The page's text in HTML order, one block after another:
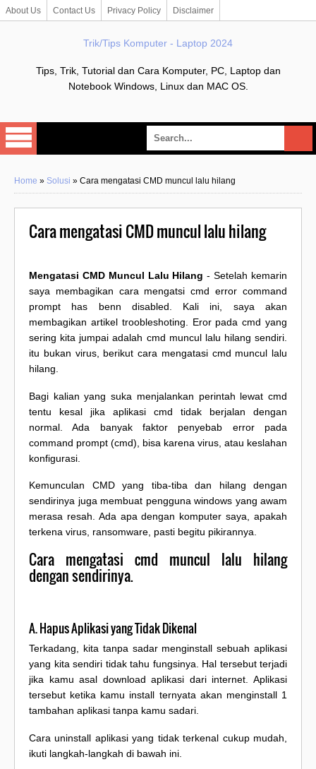
About Us Contact Us Privacy Policy Disclaimer
Trik/Tips Komputer - Laptop 2024
Tips, Trik, Tutorial dan Cara Komputer, PC, Laptop dan
Notebook Windows, Linux dan MAC OS.
Home » Solusi » Cara mengatasi CMD muncul lalu hilang
Cara mengatasi CMD muncul lalu hilang
Mengatasi CMD Muncul Lalu Hilang - Setelah kemarin
saya membagikan cara mengatsi cmd error command
prompt has benn disabled. Kali ini, saya akan
membagikan artikel troobleshoting. Eror pada cmd yang
sering kita jumpai adalah cmd muncul lalu hilang sendiri.
itu bukan virus, berikut cara mengatasi cmd muncul lalu
hilang.
Bagi kalian yang suka menjalankan perintah lewat cmd
tentu kesal jika aplikasi cmd tidak berjalan dengan
normal. Ada banyak faktor penyebab error pada
command prompt (cmd), bisa karena virus, atau keslahan
konfigurasi.
Kemunculan CMD yang tiba-tiba dan hilang dengan
sendirinya juga membuat pengguna windows yang awam
merasa resah. Ada apa dengan komputer saya, apakah
terkena virus, ransomware, pasti begitu pikirannya.
Cara mengatasi cmd muncul lalu hilang
dengan sendirinya.
A. Hapus Aplikasi yang Tidak Dikenal
Terkadang, kita tanpa sadar menginstall sebuah aplikasi
yang kita sendiri tidak tahu fungsinya. Hal tersebut terjadi
jika kamu asal download aplikasi dari internet. Aplikasi
tersebut ketika kamu install ternyata akan menginstall 1
tambahan aplikasi tanpa kamu sadari.
Cara uninstall aplikasi yang tidak terkenal cukup mudah,
ikuti langkah-langkah di bawah ini.